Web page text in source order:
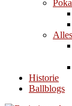
Historie
Ballblogs